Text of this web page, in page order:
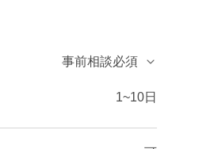
事前相談必須
1~10日